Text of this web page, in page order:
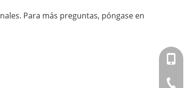
Para más preguntas, póngase en
+86-
+86-